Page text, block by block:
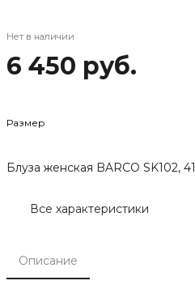
Нет в наличии
6 450 руб.
Размер
Блуза женская BARCO SK102, 41
Все характеристики
Описание